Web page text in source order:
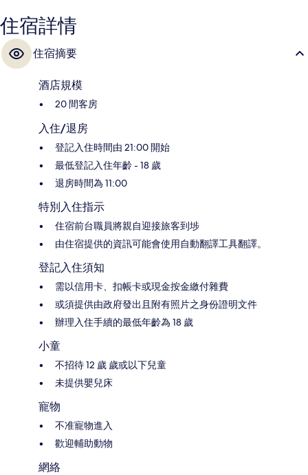
住宿詳情
住宿摘要
酒店規模
20 間客房
入住/退房
登記入住時間由 21:00 開始
最低登記入住年齡 - 18 歲
退房時間為 11:00
特別入住指示
住宿前台職員將親自迎接旅客到埗
由住宿提供的資訊可能會使用自動翻譯工具翻譯。
登記入住須知
需以信用卡、扣帳卡或現金按金繳付雜費
或須提供由政府發出且附有照片之身份證明文件
辦理入住手續的最低年齡為 18 歲
小童
不招待 12 歲 歲或以下兒童
未提供嬰兒床
寵物
不准寵物進入
歡迎輔助動物
網絡